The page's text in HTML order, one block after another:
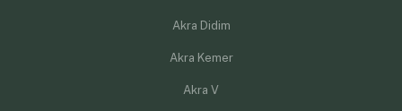
Akra Didim
Akra Kemer
Akra V